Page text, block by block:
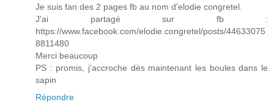
Je suis fan des 2 pages fb au nom d'elodie congretel.
J'ai partagé sur fb :
https://www.facebook.com/elodie.congretel/posts/44633075
8811480
Merci beaucoup
PS : promis, j'accroche dès maintenant les boules dans le
sapin
Répondre